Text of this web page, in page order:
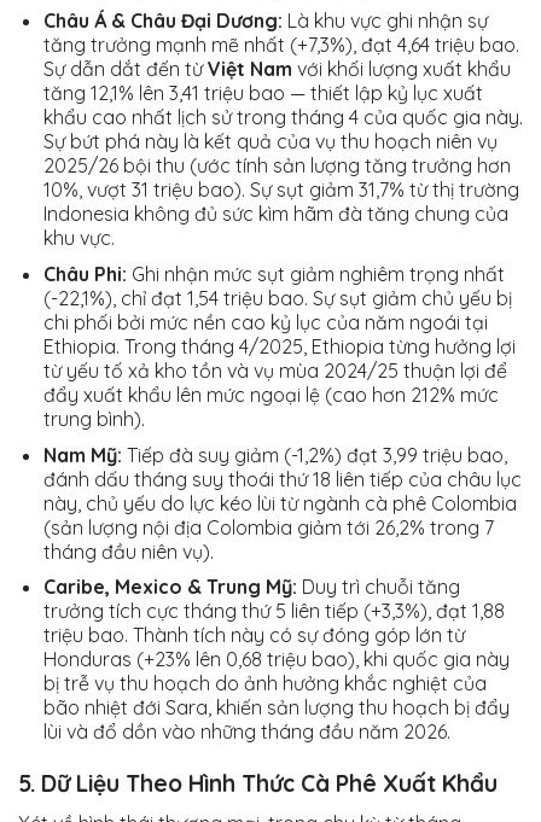
Châu Á & Châu Đại Dương: Là khu vực ghi nhận sự
tăng trưởng mạnh mẽ nhất (+7,3%), đạt 4,64 triệu bao.
Sự dẫn dắt đến từViệt Nam với khối lượng xuất khẩu
tăng 12,1% lên 3,41 triệu bao — thiết lập kỷ lục xuất
khẩu cao nhất lịch sử trong tháng 4 của quốc gia này.
Sự bứt phá này là kết quả của vụ thu hoạch niên vụ
2025/26 bội thu (ước tính sản lượng tăng trưởng hơn
10%, vượt 31 triệu bao). Sự sụt giảm 31,7% từ thị trường
Indonesia không đủ sức kìm hãm đà tăng chung của
khu vực.
Châu Phi: Ghi nhận mức sụt giảm nghiêm trọng nhất
(-22,1%), chỉ đạt 1,54 triệu bao. Sự sụt giảm chủ yếu bị
chi phối bởi mức nền cao kỷ lục của năm ngoái tại
Ethiopia. Trong tháng 4/2025, Ethiopia từng hưởng lợi
từ yếu tố xả kho tồn và vụ mùa 2024/25 thuận lợi để
đẩy xuất khẩu lên mức ngoại lệ (cao hơn 212% mức
trung bình).
Nam Mỹ: Tiếp đà suy giảm (-1,2%) đạt 3,99 triệu bao,
đánh dấu tháng suy thoái thứ 18 liên tiếp của châu lục
này, chủ yếu do lực kéo lùi từ ngành cà phê Colombia
(sản lượng nội địa Colombia giảm tới 26,2% trong 7
tháng đầu niên vụ).
Caribe, Mexico & Trung Mỹ: Duy trì chuỗi tăng
trưởng tích cực tháng thứ 5 liên tiếp (+3,3%), đạt 1,88
triệu bao. Thành tích này có sự đóng góp lớn từ
Honduras (+23% lên 0,68 triệu bao), khi quốc gia này
bị trễ vụ thu hoạch do ảnh hưởng khắc nghiệt của
bão nhiệt đới Sara, khiến sản lượng thu hoạch bị đẩy
lùi và đổ dồn vào những tháng đầu năm 2026.
5. Dữ Liệu Theo Hình Thức Cà Phê Xuất Khẩu